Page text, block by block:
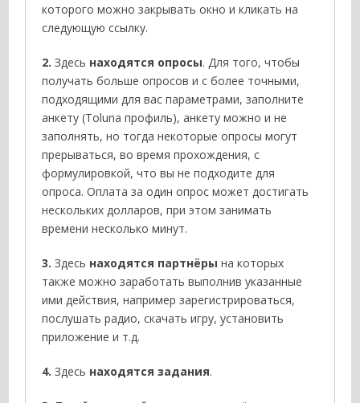
которого можно закрывать окно и кликать на
следующую ссылку.
2.Здесь находятся опросы. Для того, чтобы
получать больше опросов и с более точными,
подходящими для вас параметрами, заполните
анкету (Toluna профиль), анкету можно и не
заполнять, но тогда некоторые опросы могут
прерываться, во время прохождения, с
формулировкой, что вы не подходите для
опроса. Оплата за один опрос может достигать
нескольких долларов, при этом занимать
времени несколько минут.
3.Здесь находятся партнёры на которых
также можно заработать выполнив указанные
ими действия, например зарегистрироваться,
послушать радио, скачать игру, установить
приложение и т.д.
4.Здесь находятся задания.